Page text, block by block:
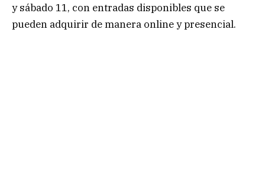
y sábado 11, con entradas disponibles que se
pueden adquirir de manera online y presencial.